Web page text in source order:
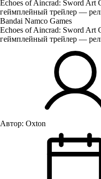
Echoes of Aincrad: Sword Art
геймплейный трейлер —
Bandai Namco Games
Echoes of Aincrad: Sword Art
геймплейный трейлер —
Автор: Oxton